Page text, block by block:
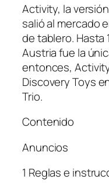
Activity, la
salió al mercado
de tablero. Hasta
Austria fue la
entonces,
Discovery Toys
Trio.
Contenido
Anuncios
1 Reglas e